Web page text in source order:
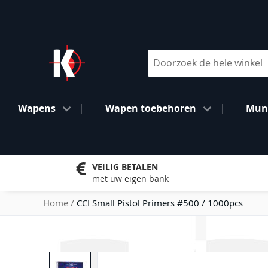
naar
inhoud
Wapens Wapen toebehoren
VEILIG BETALEN
met uw eigen bank
Home CCI Small Pistol Primers #500 / 1000pcs